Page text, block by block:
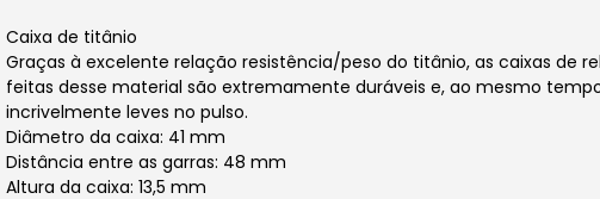
Caixa de titânio
Graças à excelente relação resistência/peso do titânio, as caixas de
feitas desse material são extremamente duráveis ​​e, ao mesmo
incrivelmente leves no pulso.
Diâmetro da caixa: 41 mm
Distância entre as garras: 48 mm
Altura da caixa: 13,5 mm